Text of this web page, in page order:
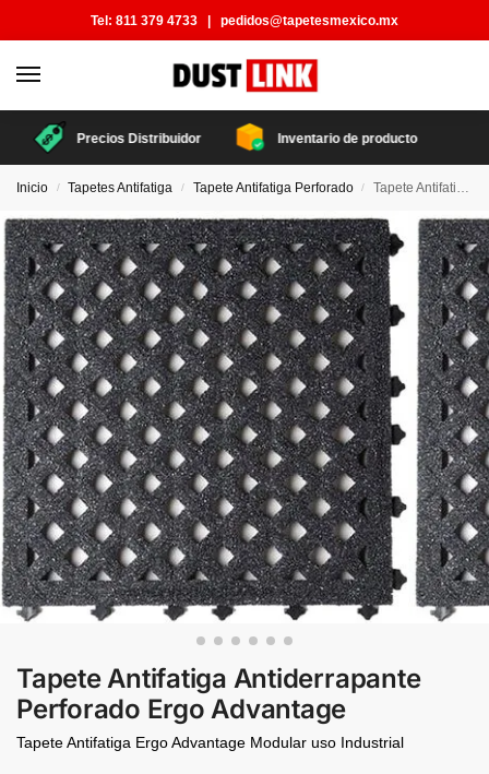
Tel: 811 379 4733 | pedidos@tapetesmexico.mx
Precios Distribuidor Inventario de producto
Inicio / Tapetes Antifatiga / Tapete Antifatiga Perforado / Tapete Antifatiga Antiderrapante Perforado Ergo Advantage
Tapete Antifatiga Antiderrapante
Perforado Ergo Advantage
Tapete Antifatiga Ergo Advantage Modular uso Industrial